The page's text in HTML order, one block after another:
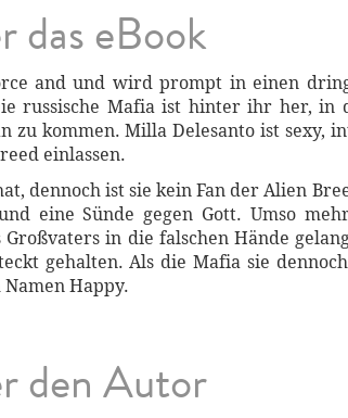
das eBook
and und wird prompt in einen
russische Mafia ist hinter ihr her, in
kommen. Milla Delesanto ist sexy,
einlassen.
dennoch ist sie kein Fan der Alien
eine Sünde gegen Gott. Umso
in die falschen Hände
gehalten. Als die Mafia sie
Happy.
den Autor